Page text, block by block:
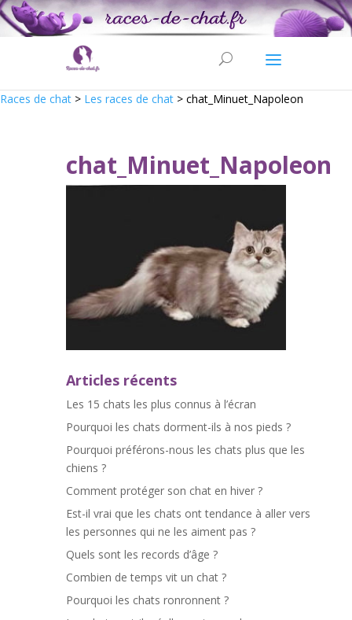
Races de chat > Les races de chat > chat_Minuet_Napoleon
chat_Minuet_Napoleon
Articles récents
Les 15 chats les plus connus à l’écran
Pourquoi les chats dorment-ils à nos pieds ?
Pourquoi préférons-nous les chats plus que les
chiens ?
Comment protéger son chat en hiver ?
Est-il vrai que les chats ont tendance à aller vers
les personnes qui ne les aiment pas ?
Quels sont les records d’âge ?
Combien de temps vit un chat ?
Pourquoi les chats ronronnent ?